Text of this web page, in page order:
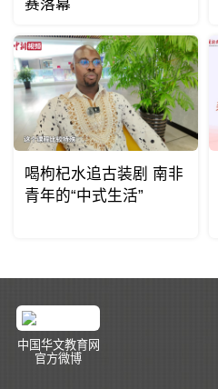
赛落幕
喝枸杞水追古装剧 南非
青年的“中式生活”
中国华文教育网
官方微博